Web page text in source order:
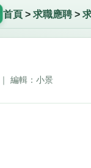
首頁> 求職應聘>
編輯：小景